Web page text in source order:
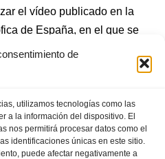
de
utilizamos tecnologías como las
a la información del dispositivo. El
nos permitirá procesar datos como el
identificaciones únicas en este sitio.
puede afectar negativamente a
el vídeo publicado en la
de España, en el que se
de las disertaciones de los
10 11 12 13